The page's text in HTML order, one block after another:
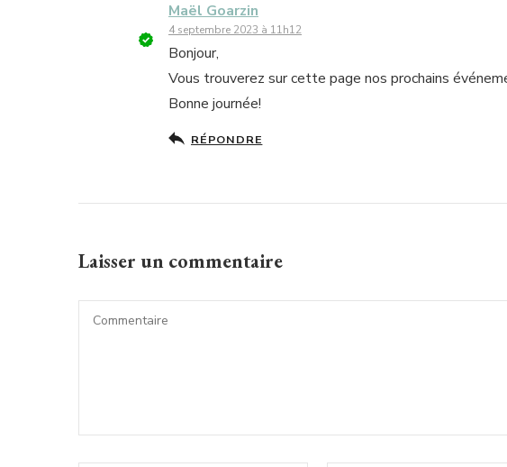
Maël Goarzin
4 septembre 2023 à 11h12
Bonjour,
Vous trouverez sur cette page nos prochains
Bonne journée!
RÉPONDRE
Laisser un commentaire